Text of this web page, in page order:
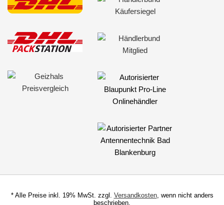
Freisprechadapter
Frequenzweichen
iPod
kabellos Laden
Lautsprecherringe
Lenkradadapter
* Alle Preise inkl. 19% MwSt. zzgl. Versandkosten, wenn nicht anders
beschrieben.